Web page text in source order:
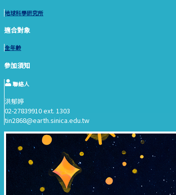
地球科學研究所
適合對象
全年齡
參加須知
聯絡人
洪郁婷
02-27839910 ext. 1303
tin2868@earth.sinica.edu.tw